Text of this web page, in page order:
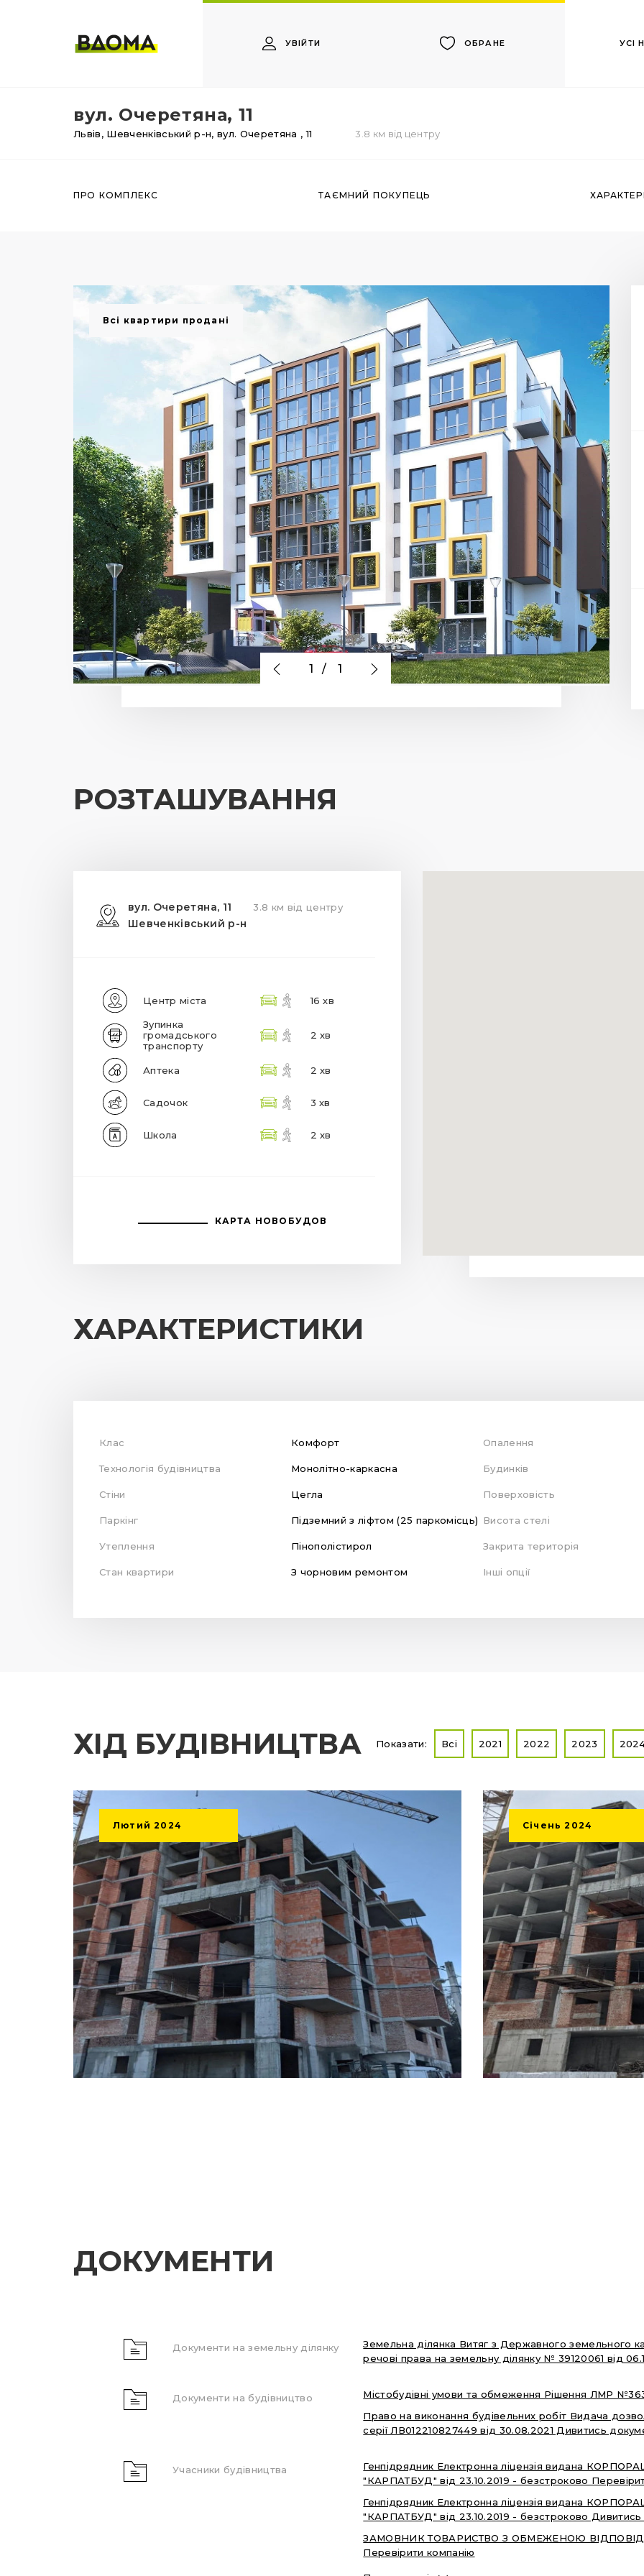
УВІЙТИ ОБРАНЕ УСІ
вул. Очеретяна, 11
Львів, Шевченківський р-н, вул. Очеретяна , 11 3.8 км від центру
ПРО КОМПЛЕКС ТАЄМНИЙ ПОКУПЕЦЬ
1 / 1
Всі квартири продані
РОЗТАШУВАННЯ
вул. Очеретяна, 11
Шевченківський р-н
3.8 км від центру
Центр міста 16 хв
Зупинка
громадського
транспорту
2 хв
Аптека 2 хв
Садочок 3 хв
Школа 2 хв
КАРТА НОВОБУДОВ
ХАРАКТЕРИСТИКИ
Клас Комфорт Опалення
Технологія будівництва Монолітно-каркасна Будинків
Стіни Цегла Поверховість
Паркінг Підземний з ліфтом (25 паркомісць) Висота стелі
Утеплення Пінополістирол Закрита територія
Стан квартири З чорновим ремонтом Інші опції
ХІД БУДІВНИЦТВА Показати: Всі 2021 2022 2023
Лютий2024 Січень2024
ДОКУМЕНТИ
Документи на земельну ділянку
Земельна ділянка Витяг з Державного земельного
речові права на земельну ділянку № 39120061 від
Документи на будівництво
Містобудівні умови та обмеження Рішення ЛМР
Право на виконання будівельних робіт Видача
серії ЛВ012210827449 від 30.08.2021 Дивитись
Учасники будівництва
Генпідрядник Електронна ліцензія видана
"КАРПАТБУД" від 23.10.2019 - безстроково
Генпідрядник Електронна ліцензія видана
"КАРПАТБУД" від 23.10.2019 - безстроково Дивитись
ЗАМОВНИК ТОВАРИСТВО З ОБМЕЖЕНОЮ
Перевірити компанію